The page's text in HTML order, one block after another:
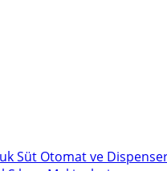
Süt Otomat ve